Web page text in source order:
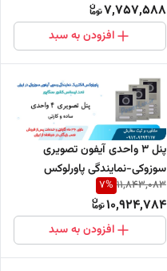
7,757,588
افزودن به سبد
پنل 3 واحدی آیفون تصویری
سوزوکی-نمایندگی پاورلوکس
11,843,083
7%
10,924,784
افزودن به سبد